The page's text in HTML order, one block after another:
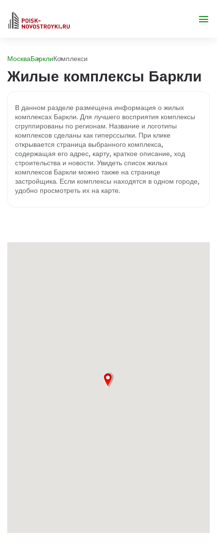
МоскваБарклиКомплекси
Жилые комплексы Баркли
В данном разделе размещена информация о жилых
комплексах Баркли. Для лучшего восприятия комплексы
сгруппированы по регионам. Название и логотипы
комплексов сделаны как гиперссылки. При клике
открывается страница выбранного комплекса,
содержащая его адрес, карту, краткое описание, ход
строительства и новости. Увидеть список жилых
комплексов Баркли можно также на странице
застройщика. Если комплексы находятся в одном городе,
удобно просмотреть их на карте.